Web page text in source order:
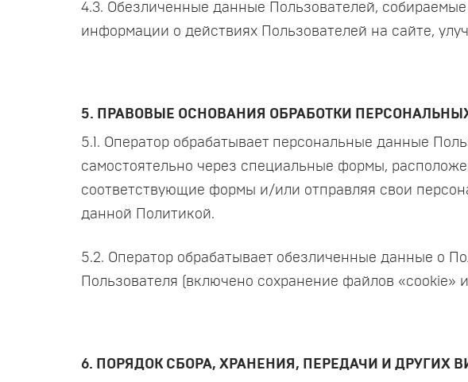
4.3. Обезличенные данные Пользователей,
информации о действиях Пользователей на сайте,
5. ПРАВОВЫЕ ОСНОВАНИЯ ОБРАБОТКИ
5.1. Оператор обрабатывает персональные данные
самостоятельно через специальные формы,
соответствующие формы и/или отправляя свои
данной Политикой.
5.2. Оператор обрабатывает обезличенные данные о
Пользователя (включено сохранение файлов «cookie»
6. ПОРЯДОК СБОРА, ХРАНЕНИЯ, ПЕРЕДАЧИ И